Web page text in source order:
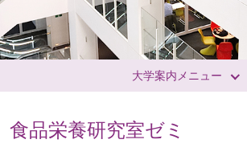
大学案内メニュー
食品栄養研究室ゼミ